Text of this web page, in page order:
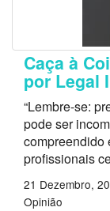
Caça à
por Legal
“Lembre-se:
pode ser
compreendido
profissionais
21 Dezembro,
Opinião